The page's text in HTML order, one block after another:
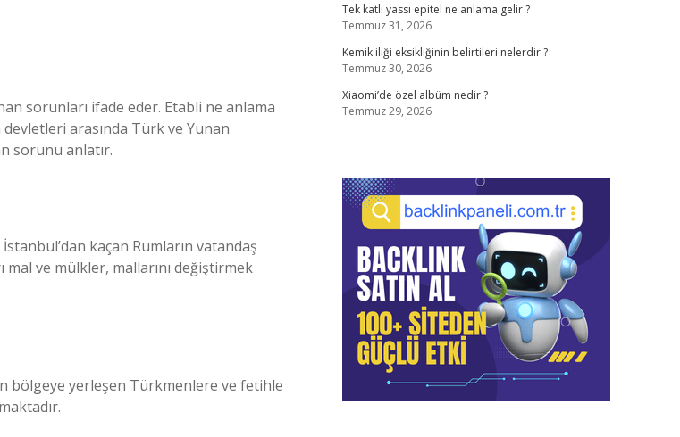
sorunları ifade eder. Etabli ne anlama
arasında Türk ve Yunan
sorunu anlatır.
kaçan Rumların vatandaş
ve mülkler, mallarını değiştirmek
bölgeye yerleşen Türkmenlere ve fetihle
Tek katlı yassı epitel ne anlama gelir ?
Temmuz 31, 2026
Kemik iliği eksikliğinin belirtileri nelerdir ?
Temmuz 30, 2026
Xiaomi’de özel albüm nedir ?
Temmuz 29, 2026